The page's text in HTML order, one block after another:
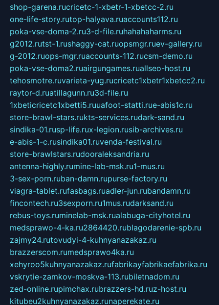
shop-garena.rucricetc-1-xbetr-1-xbetcc-2.ru
one-life-story.rutop-halyava.ruaccounts112.ru
poka-vse-doma-2.ru3-d-file.ruhahahaharms.ru
g2012.rutst-1.rushaggy-cat.ruopsmgr.ruev-gallery.ru
g-2012.ruops-mgr.ruaccounts-112.rucsm-demo.ru
poka-vse-doma2.ruairgungames.ruallseo-host.ru
tehosmotre.ruvarieta-yug.rucricetc1xbetr1xbetcc2.ru
raytor-d.ruatillagunn.ru3d-file.ru
1xbeticricetc1xbetti5.ruuafoot-statti.rue-abis1c.ru
store-brawl-stars.rukts-services.rudark-sand.ru
sindika-01.rusp-life.rux-legion.rusib-archives.ru
e-abis-1-c.rusindika01.ruvenda-festival.ru
store-brawlstars.rudooraleksandria.ru
antenna-highly.rumine-lab-msk.ru1-mus.ru
3-sex-porn.ruban-damn.rupurse-factory.ru
viagra-tablet.rufasbags.ruadler-jun.rubandamn.ru
fincontech.ru3sexporn.ru1mus.rudarksand.ru
rebus-toys.ruminelab-msk.rualabuga-cityhotel.ru
medsprawo-4-ka.ru2864420.rublagodarenie-spb.ru
zajmy24.rutovudyi-4-kuhnyanazakaz.ru
brazzerscom.rumedsprawo4ka.ru
xehyroo5kuhnyanazakaz.rufabrikayfabrikaefabrika.ru
vskrytie-zamkov-moskva-113.rubiletnadom.ru
zed-online.rupimchax.rubrazzers-hd.ruz-host.ru
kitubeu2kuhnyanazakaz.runaperekate.ru